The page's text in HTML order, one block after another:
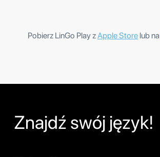
Pobierz LinGo Play zApple Store lub na
Znajdź swój język!